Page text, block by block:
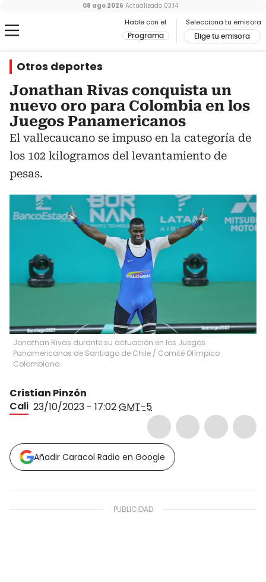
Hable con el
Programa
Selecciona tu emisora
Elige tu emisora
08 ago 2026 Actualizado 03:14
Otros deportes
Jonathan Rivas conquista un
nuevo oro para Colombia en los
Juegos Panamericanos
El vallecaucano se impuso en la categoría de
los 102 kilogramos del levantamiento de
pesas.
Jonathan Rivas durante su actuación en los Juegos
Panamericanos de Santiago de Chile / Comité Olímpico
Colombiano.
Cristian Pinzón
Cali 23/10/2023 - 17:02GMT-5
Añadir Caracol Radio en Google